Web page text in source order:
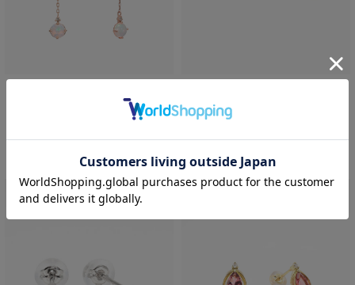
K10PG オパール・ダイヤモンド
・ピンクトルマリン ピアス
veretta 8va